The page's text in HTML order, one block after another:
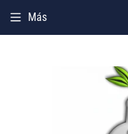
Más